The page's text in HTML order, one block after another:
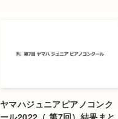
ヤマハジュニアピアノコンク
ール2022（ 第7回）結果まと